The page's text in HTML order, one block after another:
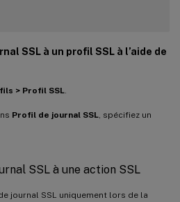
SSL à un profil SSL à l’aide de
> Profil SSL
Profil de journal SSL , spécifiez un
SSL à une action SSL
journal SSL uniquement lors de la